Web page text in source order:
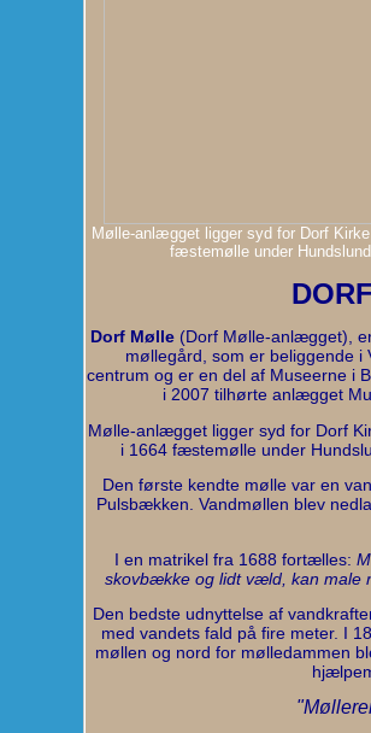
Mølle-anlægget ligger syd for Dorf
fæstemølle under
Dorf Mølle (Dorf Mølle-anlægget),
møllegård, som er beliggende i
centrum og er en del af Museerne i
i 2007 tilhørte anlægget
Mølle-anlægget ligger syd for Dorf
i 1664 fæstemølle under
Den første kendte mølle var en
Pulsbækken. Vandmøllen blev
I en matrikel fra 1688 fortælles:
skovbække og lidt væld, kan male
Den bedste udnyttelse af
med vandets fald på fire meter. I
møllen og nord for mølledammen